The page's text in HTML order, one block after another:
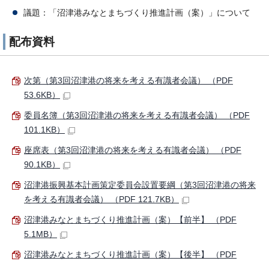
議題：「沼津港みなとまちづくり推進計画（案）」について
配布資料
次第（第3回沼津港の将来を考える有識者会議） （PDF
53.6KB）
委員名簿（第3回沼津港の将来を考える有識者会議） （PDF
101.1KB）
座席表（第3回沼津港の将来を考える有識者会議） （PDF
90.1KB）
沼津港振興基本計画策定委員会設置要綱（第3回沼津港の将来
を考える有識者会議） （PDF 121.7KB）
沼津港みなとまちづくり推進計画（案）【前半】 （PDF
5.1MB）
沼津港みなとまちづくり推進計画（案）【後半】 （PDF